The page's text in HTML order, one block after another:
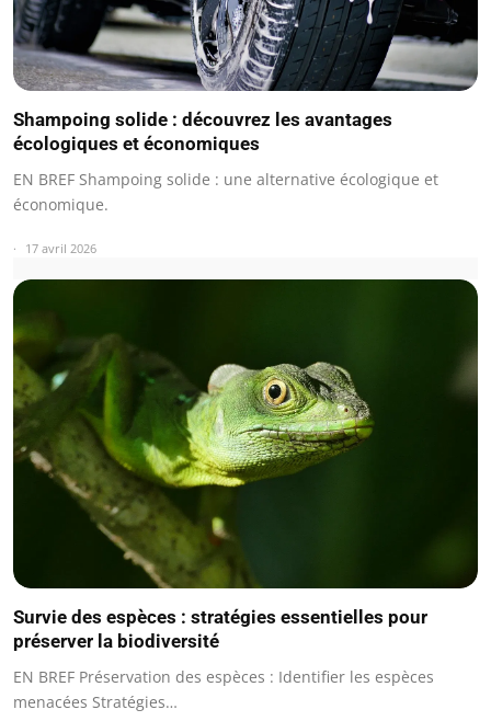
Shampoing solide : découvrez les avantages
écologiques et économiques
EN BREF Shampoing solide : une alternative écologique et
économique.
17 avril 2026
Survie des espèces : stratégies essentielles pour
préserver la biodiversité
EN BREF Préservation des espèces : Identifier les espèces
menacées Stratégies…